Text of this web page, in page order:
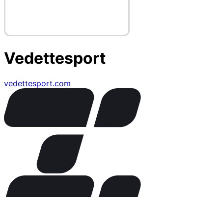
Vedettesport
vedettesport.com